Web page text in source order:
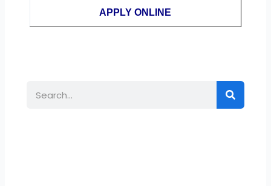
APPLY ONLINE